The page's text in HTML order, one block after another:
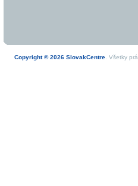
Copyright © 2026 SlovakCentre. Všetky